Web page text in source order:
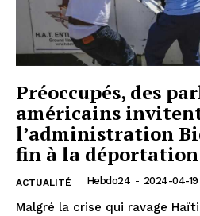
Préoccupés, des
américains
l’administration
fin à la
ACTUALITÉ Hebdo24 - 2024-04-19
Malgré la crise qui ravage